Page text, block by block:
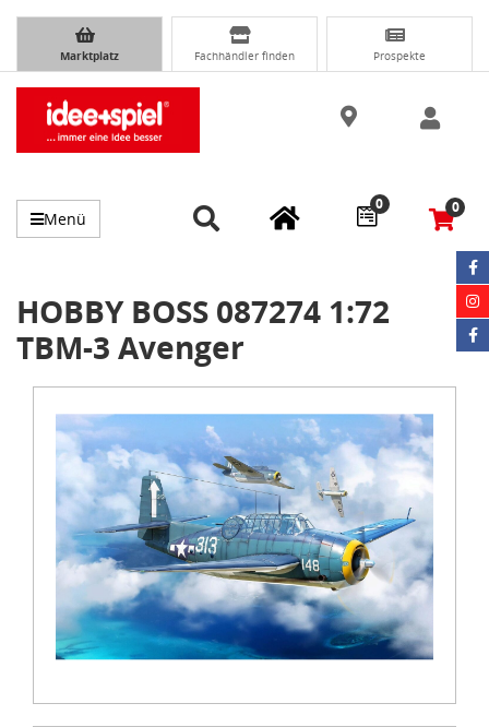
Marktplatz Fachhändler finden Prospekte
Menü
0 0
HOBBY BOSS 087274 1:72
TBM-3 Avenger
of